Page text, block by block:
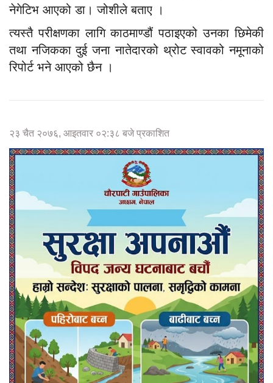
नेगेटिभ आएको डा। जोशीले बताए ।
त्यस्तै परीक्षणका लागि काठमाण्डौं पठाइएको उनका छिमेकी
तथा नजिकका दुई जना नातेदारको थ्रोट स्वावको नमूनाको
रिपोर्ट भने आएको छैन ।
२३ चैत २०७६, आइतवार ०२:३८ बजे प्रकाशित